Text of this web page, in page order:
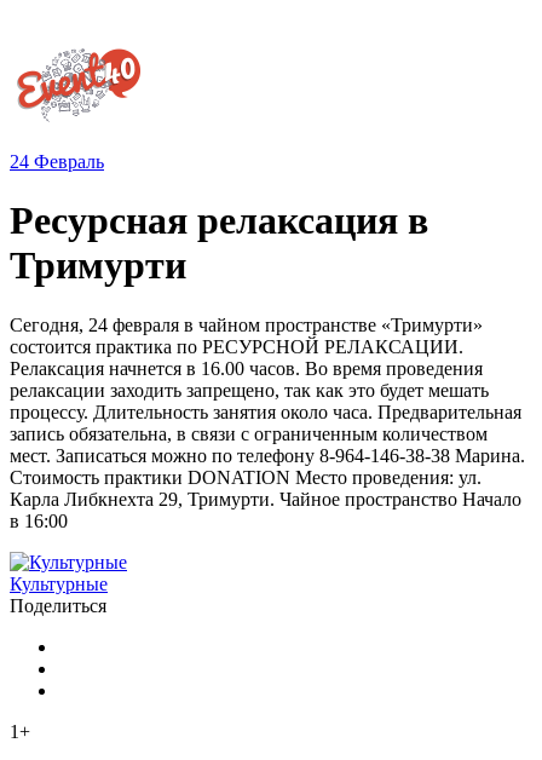
24 Февраль
Ресурсная релаксация в
Тримурти
Сегодня, 24 февраля в чайном пространстве «Тримурти»
состоится практика по РЕСУРСНОЙ РЕЛАКСАЦИИ.
Релаксация начнется в 16.00 часов. Во время проведения
релаксации заходить запрещено, так как это будет мешать
процессу. Длительность занятия около часа. Предварительная
запись обязательна, в связи с ограниченным количеством
мест. Записаться можно по телефону 8-964-146-38-38 Марина.
Стоимость практики DONATION Место проведения: ул.
Карла Либкнехта 29, Тримурти. Чайное пространство Начало
в 16:00
Культурные
Поделиться
1+